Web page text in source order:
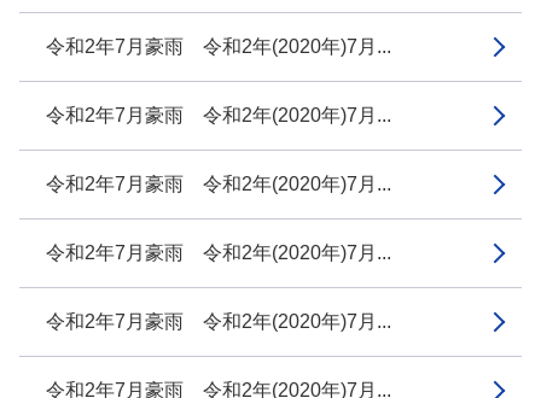
令和2年7月豪雨 令和2年(2020年)7月...
令和2年7月豪雨 令和2年(2020年)7月...
令和2年7月豪雨 令和2年(2020年)7月...
令和2年7月豪雨 令和2年(2020年)7月...
令和2年7月豪雨 令和2年(2020年)7月...
令和2年7月豪雨 令和2年(2020年)7月...